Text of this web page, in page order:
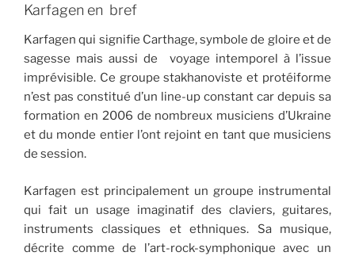
Karfagen en bref
Karfagen qui signifie Carthage, symbole de gloire et de
sagesse mais aussi de voyage intemporel à l’issue
imprévisible. Ce groupe stakhanoviste et protéiforme
n’est pas constitué d’un line-up constant car depuis sa
formation en 2006 de nombreux musiciens d’Ukraine
et du monde entier l’ont rejoint en tant que musiciens
de session.
Karfagen est principalement un groupe instrumental
qui fait un usage imaginatif des claviers, guitares,
instruments classiques et ethniques. Sa musique,
décrite comme de l’art-rock-symphonique avec un